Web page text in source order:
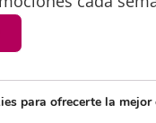
©Mamá tiene un plan
para ofrecerte la mejor